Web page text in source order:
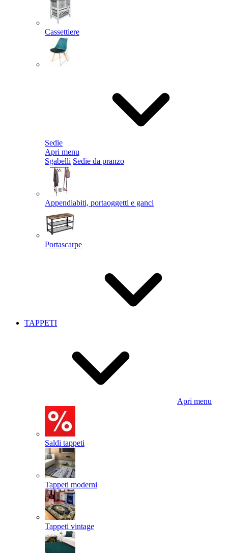
Cassettiere
Sedie
Apri menu
Sgabelli Sedie da pranzo
Appendiabiti, portaoggetti e ganci
Portascarpe
TAPPETI
Apri menu
Saldi tappeti
Tappeti moderni
Tappeti vintage